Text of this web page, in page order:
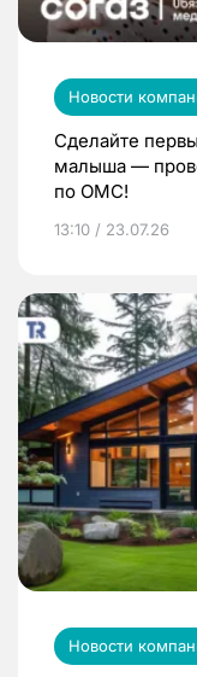
Новости
Сделайте
малыша —
по ОМС!
13:10 / 23.07.26
Новости